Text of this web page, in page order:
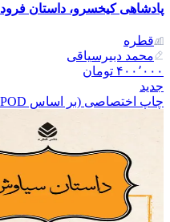
پادشاهی کیخسرو، داستان فرود
قطره
محمد دبیرسیاقی
۴۰۰٬۰۰۰ تومان
جدید
چاپ اختصاصی (بر اساس POD)